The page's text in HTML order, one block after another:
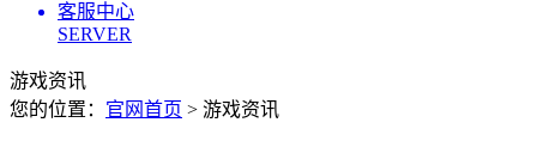
客服中心
SERVER
游戏资讯
您的位置： 官网首页 > 游戏资讯